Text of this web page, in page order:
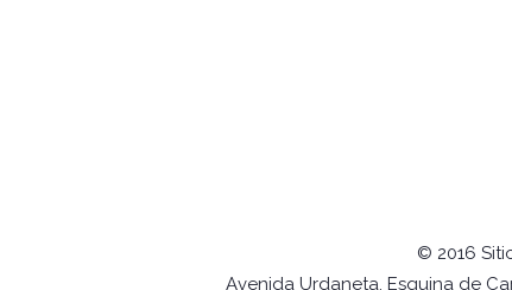
© 2016
Avenida Urdaneta, Esquina de